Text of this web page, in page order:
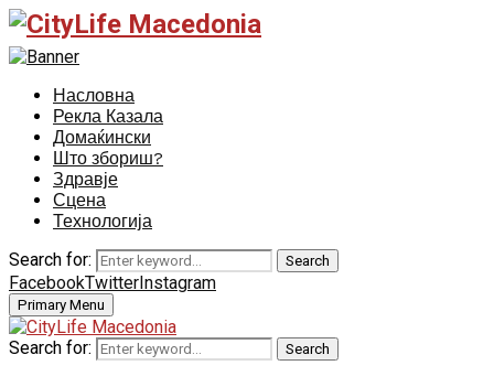
Насловна
Рекла Казала
Домаќински
Што збориш?
Здравје
Сцена
Технологија
Search for:
Search
FacebookTwitterInstagram
Primary Menu
Search for: Search